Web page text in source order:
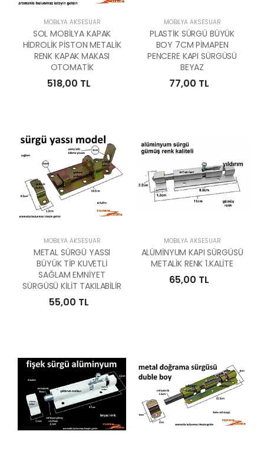
MOBILYA AKSESUAR
SOL MOBİLYA KAPAK
HİDROLİK PİSTON METALİK
RENK KAPAK MAKASI
OTOMATİK
518,00 TL
MOBILYA AKSESUAR
PLASTİK SÜRGÜ BÜYÜK
BOY 7CM PİMAPEN
PENCERE KAPI SÜRGÜSÜ
BEYAZ
77,00 TL
MOBILYA AKSESUAR
METAL SÜRGÜ YASSI
BÜYÜK TİP KUVETLİ
SAĞLAM EMNİYET
SÜRGÜSÜ KİLİT TAKILABİLİR
55,00 TL
MOBILYA AKSESUAR
ALÜMİNYUM KAPI SÜRGÜSÜ
METALİK RENK 1.KALİTE
65,00 TL